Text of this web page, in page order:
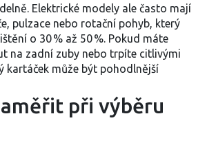
Elektrické modely ale často mají
pulzace nebo rotační pohyb, který
o 30 % až 50 %. Pokud máte
na zadní zuby nebo trpíte citlivými
kartáček může být pohodlnější
při výběru